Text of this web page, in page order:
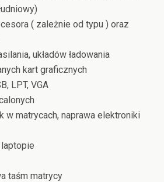
( zależnie od typu ) oraz
układów ładowania
kart graficznych
LPT, VGA
w matrycach, naprawa elektroniki
taśm matrycy